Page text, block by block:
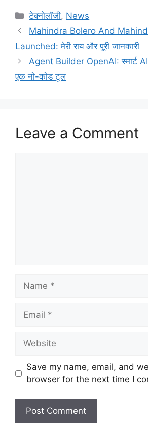
Categories
टेक्नोलॉजी, News
Mahindra Bolero And
Launched: मेरी राय और पूरी जानकारी
Agent Builder OpenAI: स्मार्ट
एक नो-कोड टूल
Leave a Comment
Name
Email
Website
Save my name, email, and
browser for the next time I